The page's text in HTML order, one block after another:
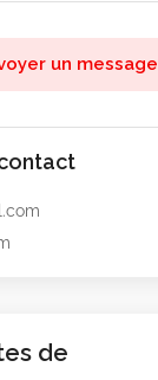
un message
de